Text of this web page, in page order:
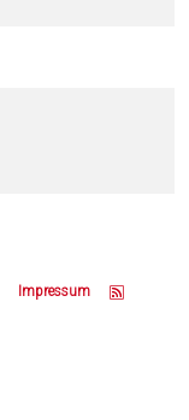
Impressum